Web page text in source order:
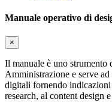
Manuale operativo di
×
Il manuale è uno strumento
Amministrazione e serve
digitali fornendo indicazioni
research, al content design